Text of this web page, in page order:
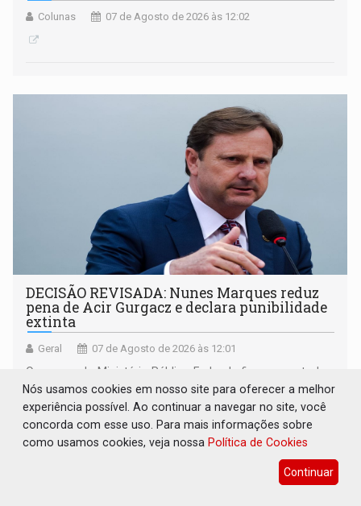
Colunas 07 de Agosto de 2026 às 12:02
DECISÃO REVISADA: Nunes Marques reduz
pena de Acir Gurgacz e declara punibilidade
extinta
Geral 07 de Agosto de 2026 às 12:01
O parecer do Ministério Público Federal afirmou que todas
as condições para a reabilitação estavam preenchidas
Nós usamos cookies em nosso site para oferecer a melhor
experiência possível. Ao continuar a navegar no site, você
concorda com esse uso. Para mais informações sobre
como usamos cookies, veja nossa Política de Cookies
Continuar